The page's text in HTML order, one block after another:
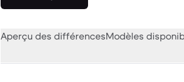
Aperçu des différencesModèles